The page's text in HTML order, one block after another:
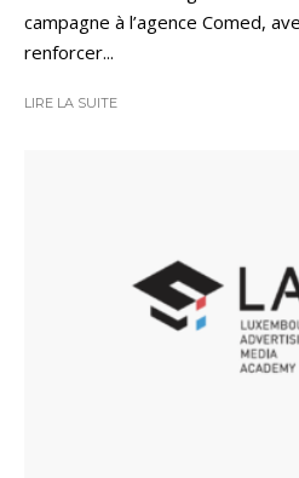
campagne à l’agence Comed,
renforcer...
LIRE LA SUITE